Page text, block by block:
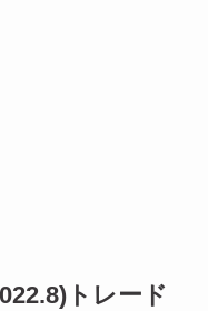
トレード